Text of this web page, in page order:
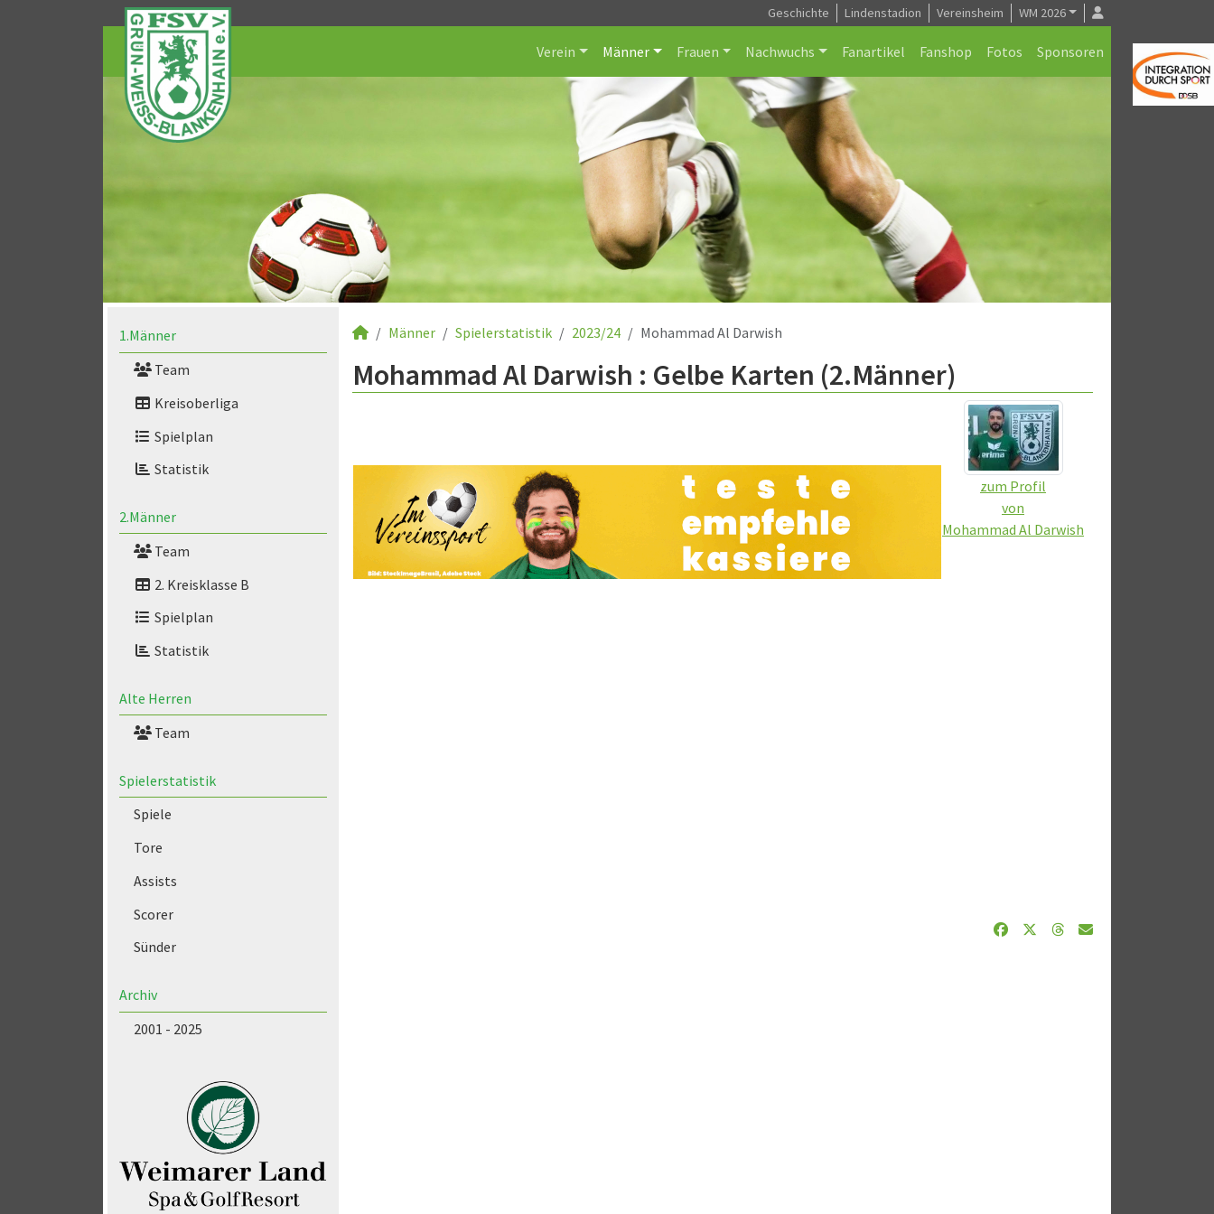
Geschichte Lindenstadion Vereinsheim WM 2026
Verein Männer Frauen Nachwuchs Fanartikel Fanshop Fotos Sponsoren
1.Männer
Team
Kreisoberliga
Spielplan
Statistik
2.Männer
Team
2. Kreisklasse B
Spielplan
Statistik
Alte Herren
Team
Spielerstatistik
Spiele
Tore
Assists
Scorer
Sünder
Archiv
2001 - 2025
Männer Spielerstatistik 2023/24 Mohammad Al Darwish
Mohammad Al Darwish : Gelbe Karten (2.Männer)
zum Profil
von
Mohammad Al Darwish